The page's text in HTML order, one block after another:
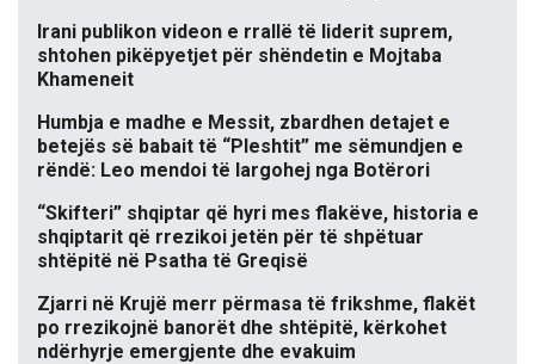
Irani publikon videon e rrallë të liderit suprem,
shtohen pikëpyetjet për shëndetin e Mojtaba
Khameneit
Humbja e madhe e Messit, zbardhen detajet e
betejës së babait të “Pleshtit” me sëmundjen e
rëndë: Leo mendoi të largohej nga Botërori
“Skifteri” shqiptar që hyri mes flakëve, historia e
shqiptarit që rrezikoi jetën për të shpëtuar
shtëpitë në Psatha të Greqisë
Zjarri në Krujë merr përmasa të frikshme, flakët
po rrezikojnë banorët dhe shtëpitë, kërkohet
ndërhyrje emergjente dhe evakuim